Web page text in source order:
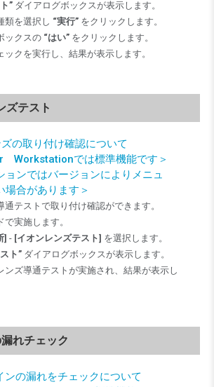
” ダイアログボックスが表示します。
類を選択し “実行” をクリックします。
ックスの “はい” をクリックします。
ックを実行し、結果が表示します。
ズテスト
の取り付け確認について
Workstationでは標準機能です＞
ョンではバージョンによりメニュ
場合があります＞
通テストで取り付け確認ができます。
実施します。
] - [イオンレンズテスト] を選択します。
ト” ダイアログボックスが表示します。
ンズ導通テストが実施され、結果が表示し
漏れチェック
ンの漏れをチェックについて